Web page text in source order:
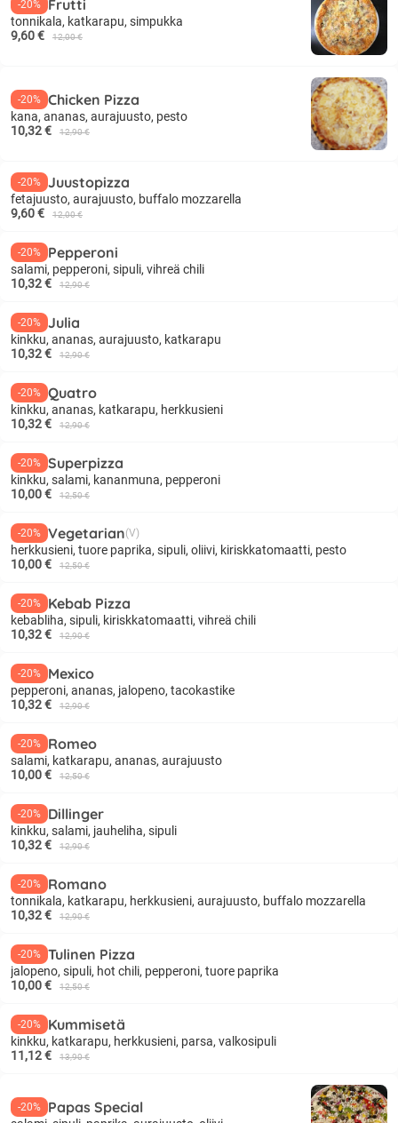
-20% Frutti
tonnikala, katkarapu, simpukka
9,60 €
12,00 €
-20% Chicken Pizza
kana, ananas, aurajuusto, pesto
10,32 €
12,90 €
-20% Juustopizza
fetajuusto, aurajuusto, buffalo mozzarella
9,60 €
12,00 €
-20% Pepperoni
salami, pepperoni, sipuli, vihreä chili
10,32 €
12,90 €
-20% Julia
kinkku, ananas, aurajuusto, katkarapu
10,32 €
12,90 €
-20% Quatro
kinkku, ananas, katkarapu, herkkusieni
10,32 €
12,90 €
-20% Superpizza
kinkku, salami, kananmuna, pepperoni
10,00 €
12,50 €
-20% Vegetarian(V)
herkkusieni, tuore paprika, sipuli, oliivi, kiriskkatomaatti, pesto
10,00 €
12,50 €
-20% Kebab Pizza
kebabliha, sipuli, kiriskkatomaatti, vihreä chili
10,32 €
12,90 €
-20% Mexico
pepperoni, ananas, jalopeno, tacokastike
10,32 €
12,90 €
-20% Romeo
salami, katkarapu, ananas, aurajuusto
10,00 €
12,50 €
-20% Dillinger
kinkku, salami, jauheliha, sipuli
10,32 €
12,90 €
-20% Romano
tonnikala, katkarapu, herkkusieni, aurajuusto, buffalo mozzarella
10,32 €
12,90 €
-20% Tulinen Pizza
jalopeno, sipuli, hot chili, pepperoni, tuore paprika
10,00 €
12,50 €
-20% Kummisetä
kinkku, katkarapu, herkkusieni, parsa, valkosipuli
11,12 €
13,90 €
-20% Papas Special